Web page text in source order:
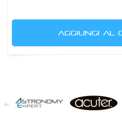
AGGIUNGI AL